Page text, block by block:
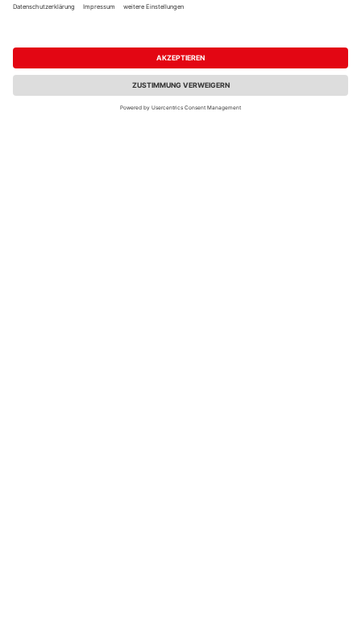
Mehrere Ausführungen
26,69 € / m² 16,15 € / m²
Verkauf & Versand